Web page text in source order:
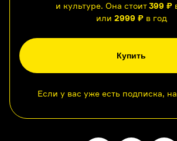
и культуре. Она стоит399 ₽
или 2999 ₽в год
Купить
Если у вас уже есть подписка,